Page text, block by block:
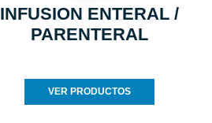
INFUSION ENTERAL /
PARENTERAL
VER PRODUCTOS